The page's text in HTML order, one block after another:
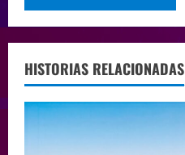
HISTORIAS RELACIONADAS